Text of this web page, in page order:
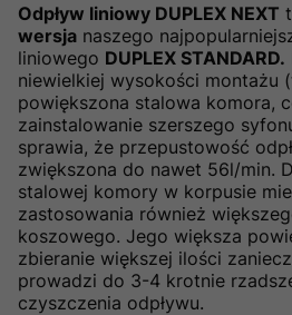
Odpływ liniowy DUPLEX NEXT
wersja naszego
liniowego DUPLEX STANDARD.
niewielkiej wysokości montażu
powiększona stalowa komora,
zainstalowanie szerszego
sprawia, że przepustowość
zwiększona do nawet 56l/min.
stalowej komory w korpusie
zastosowania również
koszowego. Jego większa
zbieranie większej ilości
prowadzi do 3-4 krotnie
czyszczenia odpływu.